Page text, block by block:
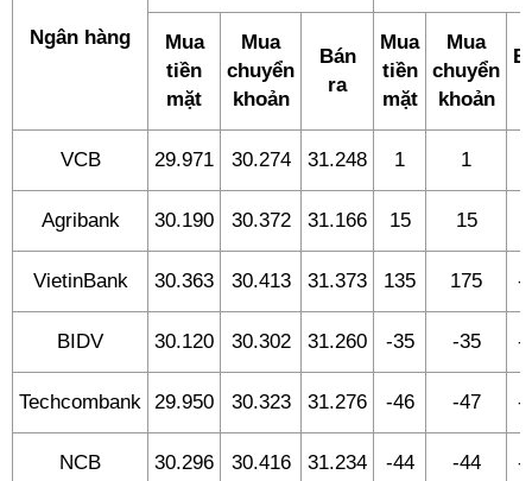
Ngân hàng
Mua
tiền
mặt
Mua
chuyển
khoản
Bán
ra
Mua
tiền
mặt
Mua
chuyển
khoản
VCB 29.971 30.274 31.248 1 1
Agribank 30.190 30.372 31.166 15 15
VietinBank 30.363 30.413 31.373 135 175 -
BIDV 30.120 30.302 31.260 -35 -35 -
Techcombank 29.950 30.323 31.276 -46 -47 -
NCB 30.296 30.416 31.234 -44 -44 -